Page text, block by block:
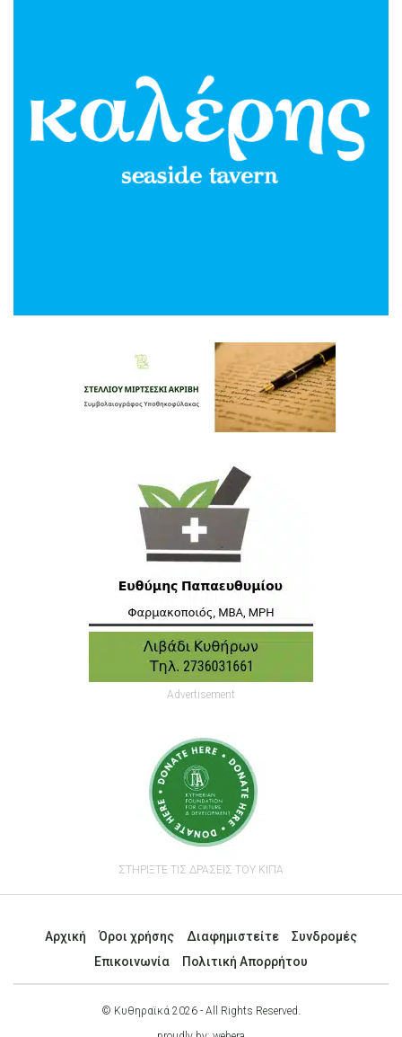
Advertisement
ΣΤΗΡΙΞΤΕ ΤΙΣ ΔΡΑΣΕΙΣ ΤΟΥ ΚΙΠΑ
Αρχική Όροι χρήσης Διαφημιστείτε
Συνδρομές
Επικοινωνία
Πολιτική Απορρήτου
© Κυθηραϊκά 2026 - All Rights Reserved.